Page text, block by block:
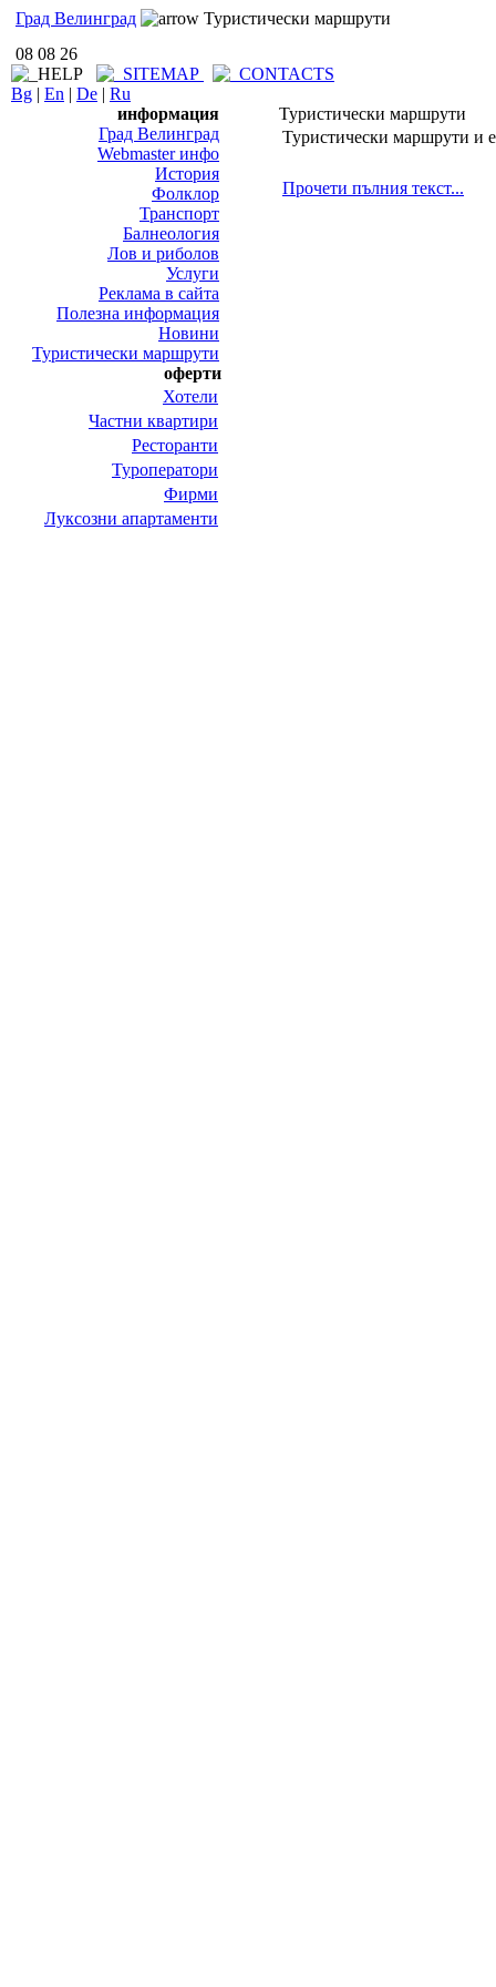
Град Велинград
Туристически маршрути
08 08 26
Bg | En | De | Ru
информация
Град Велинград
Webmaster инфо
История
Фолклор
Транспорт
Балнеология
Лов и риболов
Услуги
Реклама в сайта
Полезна информация
Новини
Туристически маршрути
оферти
Хотели
Частни квартири
Ресторанти
Туроператори
Фирми
Луксозни апартаменти
Туристически маршрути
Туристически маршрути и
Прочети пълния текст...